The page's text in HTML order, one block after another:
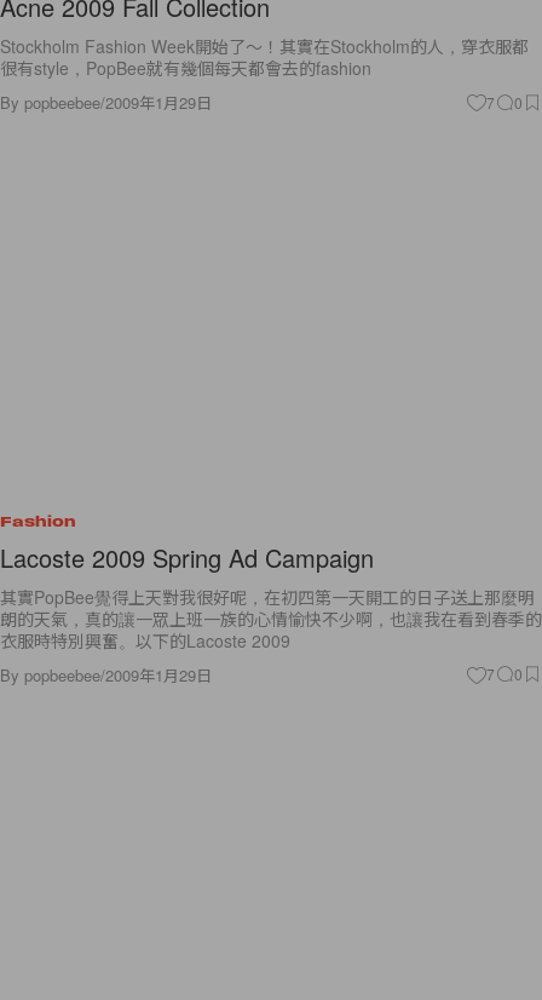
Stockholm Fashion Week開始了～！其實在Stockholm的人，穿衣服都
很有style，PopBee就有幾個每天都會去的fashion
By popbeebee/2009年1月29日 7 0
Fashion
Lacoste 2009 Spring Ad Campaign
其實PopBee覺得上天對我很好呢，在初四第一天開工的日子送上那麼明
朗的天氣，真的讓一眾上班一族的心情愉快不少啊，也讓我在看到春季的
衣服時特別興奮。以下的Lacoste 2009
By popbeebee/2009年1月29日 7 0